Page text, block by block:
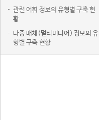
관련 어휘 정보의 유형별 구축 현
황
다중 매체(멀티미디어) 정보의 유
형별 구축 현황